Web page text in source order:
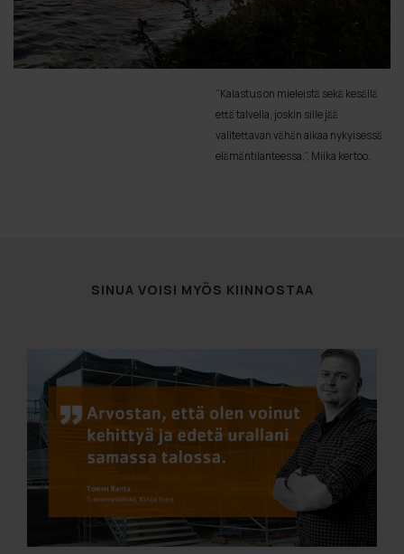
”Kalastus on mieleistä sekä kesällä
että talvella, joskin sille jää
valitettavan vähän aikaa nykyisessä
elämäntilanteessa.”, Miika kertoo.
SINUA VOISI MYÖS KIINNOSTAA